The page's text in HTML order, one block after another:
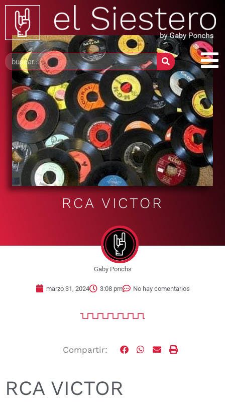
RCA VICTOR
Gaby Ponchs
marzo 31, 2024 3:08 pm No hay comentarios
Compartir:
RCA VICTOR